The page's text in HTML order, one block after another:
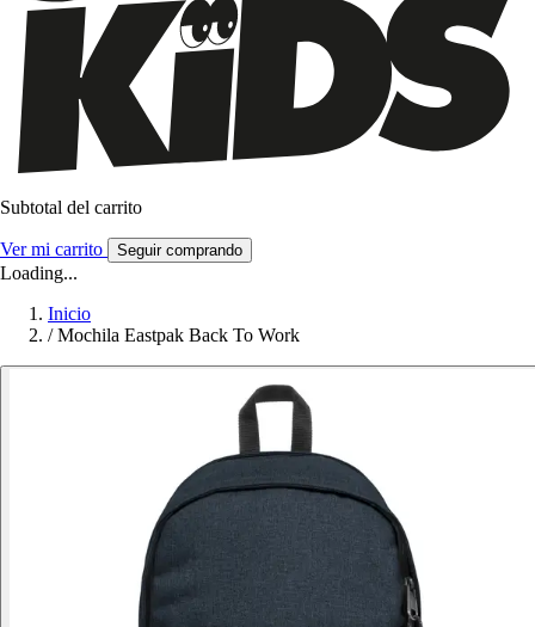
Subtotal del carrito
Ver mi carrito Seguir comprando
Loading...
Inicio
/ Mochila Eastpak Back To Work